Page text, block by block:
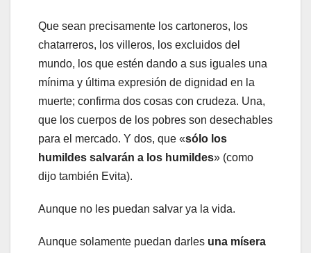
Que sean precisamente los cartoneros, los
chatarreros, los villeros, los excluidos del
mundo, los que estén dando a sus iguales una
mínima y última expresión de dignidad en la
muerte; confirma dos cosas con crudeza. Una,
que los cuerpos de los pobres son desechables
para el mercado. Y dos, que «sólo los
humildes salvarán a los humildes» (como
dijo también Evita).
Aunque no les puedan salvar ya la vida.
Aunque solamente puedan darles una mísera